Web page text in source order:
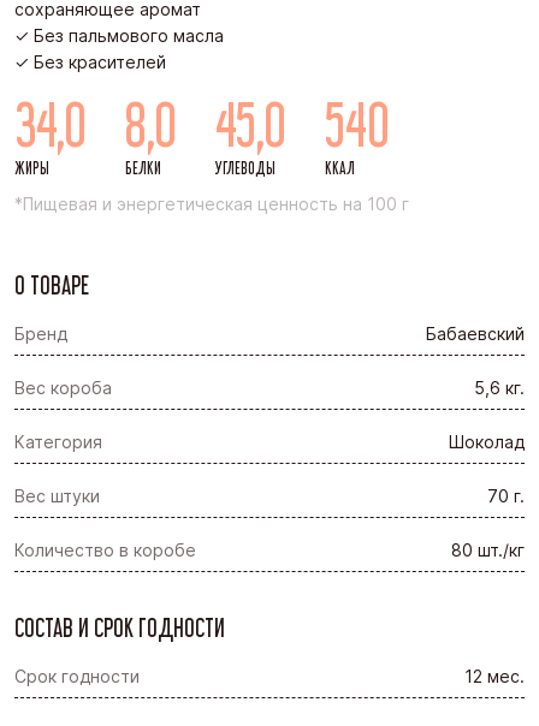
сохраняющее аромат
✓ Без пальмового масла
✓ Без красителей
34,0
ЖИРЫ
8,0
БЕЛКИ
45,0
УГЛЕВОДЫ
540
ККАЛ
*Пищевая и энергетическая ценность на 100 г
О ТОВАРЕ
Бренд Бабаевский
Вес короба 5,6 кг.
Категория Шоколад
Вес штуки 70 г.
Количество в коробе 80 шт./кг
СОСТАВ И СРОК ГОДНОСТИ
Срок годности 12 мес.